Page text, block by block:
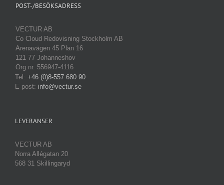
POST-/BESÖKSADRESS
VECTUR AB
Co Cloud Redovisning Stockholm AB
Arenavägen 45 Plan 16
121 77 Johanneshov
Org.nr. 556947-4116
Tel: +46 (0)8-557 680 90
E-post: info@vectur.se
LEVERANSER
VECTUR AB
Norra Allégatan 20
568 31 Skillingaryd